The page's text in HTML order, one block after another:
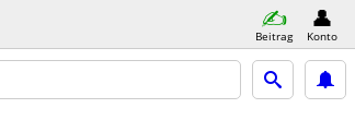
Beitrag Konto